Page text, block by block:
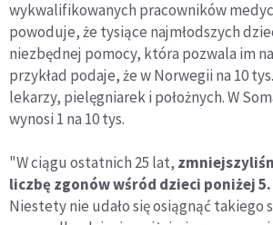
wykwalifikowanych pracowników
powoduje, że tysiące najmłodszych
niezbędnej pomocy, która pozwala im
przykład podaje, że w Norwegii na 10
lekarzy, pielęgniarek i położnych. W
wynosi 1 na 10 tys.
"W ciągu ostatnich 25 lat,
liczbę zgonów wśród dzieci poniżej
Niestety nie udało się osiągnąć takiego